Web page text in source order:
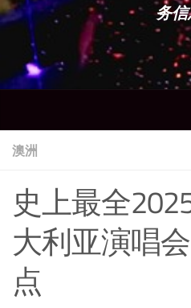
务
澳洲
史上最全
大利亚演唱
点